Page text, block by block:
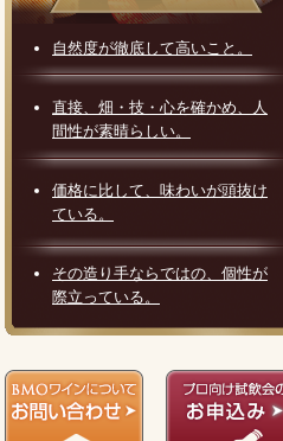
自然度が徹底して高いこと。
直接、畑・技・心を確かめ、人
間性が素晴らしい。
価格に比して、味わいが頭抜け
ている。
その造り手ならではの、個性が
際立っている。